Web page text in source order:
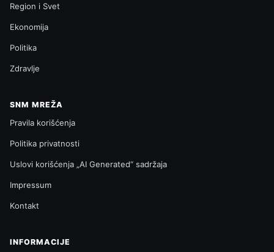
Region i Svet
Ekonomija
Politika
Zdravlje
SNM MREŽA
Pravila korišćenja
Politika privatnosti
Uslovi korišćenja „AI Generated“ sadržaja
Impressum
Kontakt
INFORMACIJE